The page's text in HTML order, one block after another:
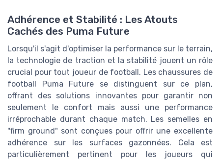
Adhérence et Stabilité : Les Atouts
Cachés des Puma Future
Lorsqu'il s'agit d'optimiser la performance sur le terrain,
la technologie de traction et la stabilité jouent un rôle
crucial pour tout joueur de football. Les chaussures de
football Puma Future se distinguent sur ce plan,
offrant des solutions innovantes pour garantir non
seulement le confort mais aussi une performance
irréprochable durant chaque match. Les semelles en
"firm ground" sont conçues pour offrir une excellente
adhérence sur les surfaces gazonnées. Cela est
particulièrement pertinent pour les joueurs qui